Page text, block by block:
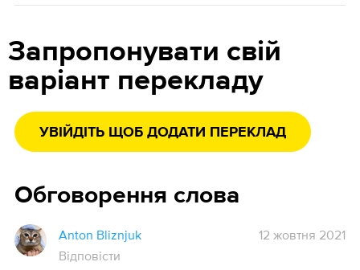
Запропонувати свій
варіант перекладу
УВІЙДІТЬ ЩОБ ДОДАТИ ПЕРЕКЛАД
Обговорення слова
Anton Bliznjuk
12 жовтня 2021
Відповісти